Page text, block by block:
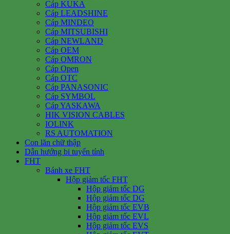
Cáp KUKA
Cáp LEADSHINE
Cáp MINDEO
Cáp MITSUBISHI
Cáp NEWLAND
Cáp OEM
Cáp OMRON
Cáp Open
Cáp OTC
Cáp PANASONIC
Cáp SYMBOL
Cáp YASKAWA
HIK VISION CABLES
IOLINK
RS AUTOMATION
Con lăn chữ thập
Dẫn hướng bi tuyến tính
FHT
Bánh xe FHT
Hộp giảm tốc FHT
Hộp giảm tốc DG
Hộp giảm tốc DG
Hộp giảm tốc EVB
Hộp giảm tốc EVL
Hộp giảm tốc EVS